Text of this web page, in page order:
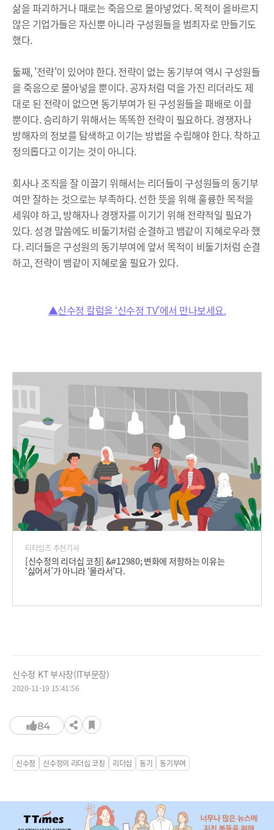
삶을 파괴하거나 때로는 죽음으로 몰아넣었다. 목적이 올바르지
않은 기업가들은 자신뿐 아니라 구성원들을 범죄자로 만들기도
했다.
둘째, '전략'이 있어야 한다. 전략이 없는 동기부여 역시 구성원들
을 죽음으로 몰아넣을 뿐이다. 공자처럼 덕을 가진 리더라도 제
대로 된 전략이 없으면 동기부여가 된 구성원들을 패배로 이끌
뿐이다. 승리하기 위해서는 똑똑한 전략이 필요하다. 경쟁자나
방해자의 정보를 탐색하고 이기는 방법을 수립해야 한다. 착하고
정의롭다고 이기는 것이 아니다.
회사나 조직을 잘 이끌기 위해서는 리더들이 구성원들의 동기부
여만 잘하는 것으로는 부족하다. 선한 뜻을 위해 훌륭한 목적을
세워야 하고, 방해자나 경쟁자를 이기기 위해 전략적일 필요가
있다. 성경 말씀에도 비둘기처럼 순결하고 뱀같이 지혜로우라 했
다. 리더들은 구성원의 동기부여에 앞서 목적이 비둘기처럼 순결
하고, 전략이 뱀같이 지혜로울 필요가 있다.
▲신수정 칼럼을 ‘신수정 TV’에서 만나보세요.
티타임즈 추천기사
[신수정의 리더십 코칭] &#12980; 변화에 저항하는 이유는
‘싫어서’가 아니라 ‘몰라서’다.
신수정 KT 부사장(IT부문장)
2020-11-19 15:41:56
84
신수정 신수정의 리더십 코칭 리더십 동기 동기부여